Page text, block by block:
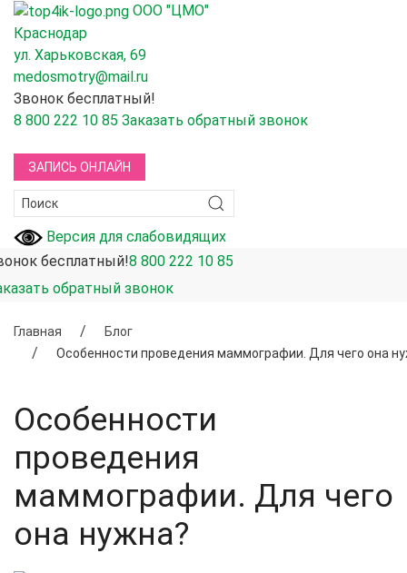
ООО "ЦМО"
Краснодар
ул. Харьковская, 69
medosmotry@mail.ru
Звонок бесплатный!
8 800 222 10 85 Заказать обратный звонок
ЗАПИСЬ ОНЛАЙН
Версия для слабовидящих
бесплатный!8 800 222 10 85
обратный звонок
Главная
Блог
Особенности проведения маммографии. Для чего она
Особенности
проведения
маммографии. Для чего
она нужна?